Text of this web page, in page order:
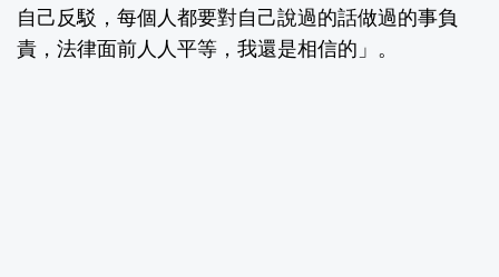
自己反駁，每個人都要對自己說過的話做過的事負
責，法律面前人人平等，我還是相信的」。